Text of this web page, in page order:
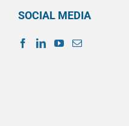
SOCIAL MEDIA